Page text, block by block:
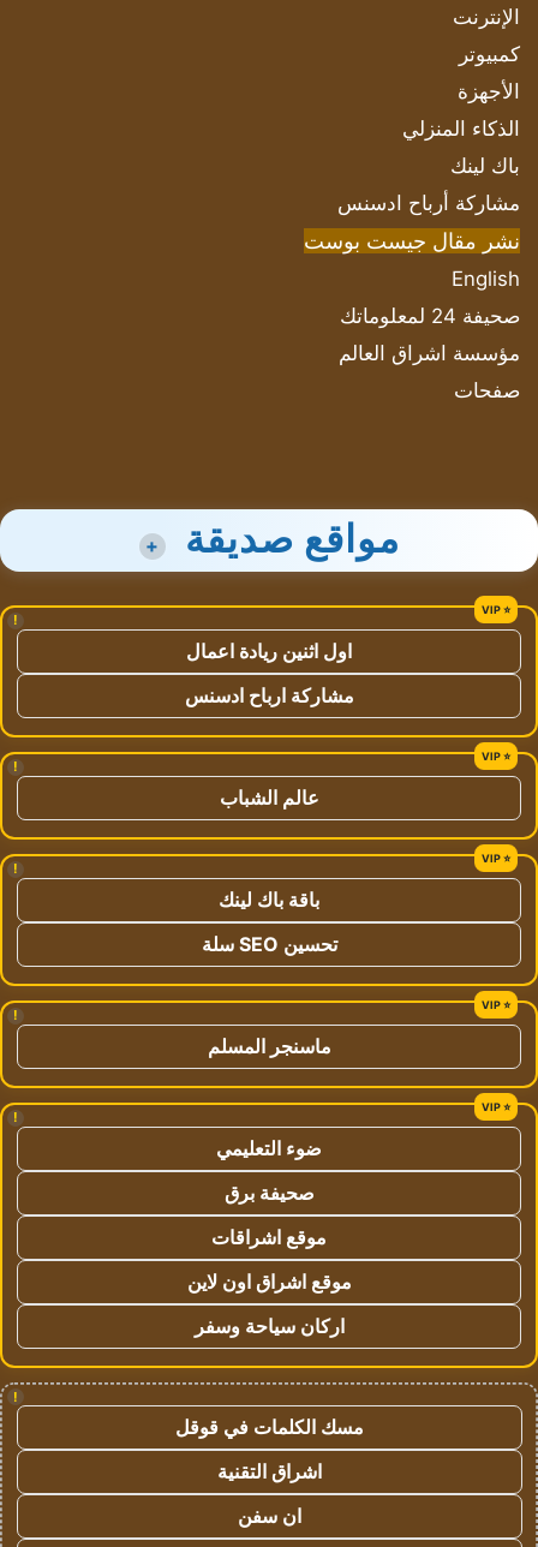
الإنترنت
كمبيوتر
الأجهزة
الذكاء المنزلي
باك لينك
مشاركة أرباح ادسنس
نشر مقال جيست بوست
English
صحيفة 24 لمعلوماتك
مؤسسة اشراق العالم
صفحات
مواقع صديقة +
!
اول اثنين ريادة اعمال
مشاركة ارباح ادسنس
!
عالم الشباب
!
باقة باك لينك
تحسين SEO سلة
!
ماسنجر المسلم
!
ضوء التعليمي
صحيفة برق
موقع اشراقات
موقع اشراق اون لاين
اركان سياحة وسفر
!
مسك الكلمات في قوقل
اشراق التقنية
ان سفن